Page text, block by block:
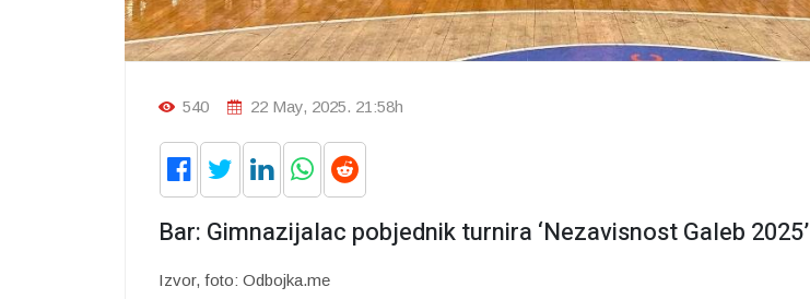
540 22 May, 2025. 21:58h
Bar: Gimnazijalac pobjednik turnira ‘Nezavisnost Galeb 2025’
Izvor, foto: Odbojka.me